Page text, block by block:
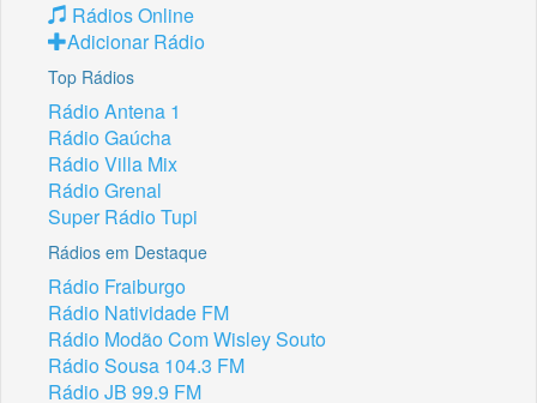
Rádios Online
Adicionar Rádio
Top Rádios
Rádio Antena 1
Rádio Gaúcha
Rádio Villa Mix
Rádio Grenal
Super Rádio Tupi
Rádios em Destaque
Rádio Fraiburgo
Rádio Natividade FM
Rádio Modão Com Wisley Souto
Rádio Sousa 104.3 FM
Rádio JB 99.9 FM